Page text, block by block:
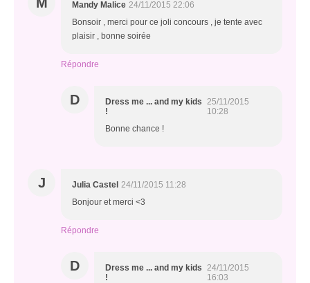
Mandy Malice 24/11/2015 22:06
Bonsoir , merci pour ce joli concours , je tente avec
plaisir , bonne soirée
Répondre
D
Dress me ... and my kids
!
25/11/2015
10:28
Bonne chance !
J Julia Castel 24/11/2015 11:28
Bonjour et merci <3
Répondre
D
Dress me ... and my kids
!
24/11/2015
16:03